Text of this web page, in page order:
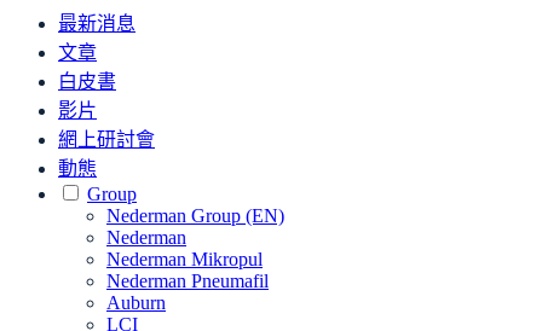
最新消息
文章
白皮書
影片
網上研討會
動態
Group
Nederman Group (EN)
Nederman
Nederman Mikropul
Nederman Pneumafil
Auburn
LCI